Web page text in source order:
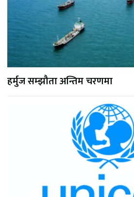
हर्मुज सम्झौता अन्तिम चरणमा